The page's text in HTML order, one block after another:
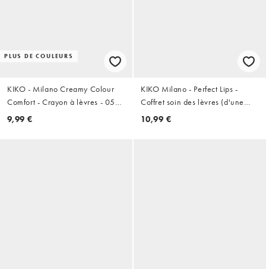
PLUS DE COULEURS
KIKO - Milano Creamy Colour
Comfort - Crayon à lèvres - 05
Pinkish Brown
9,99 €
KIKO Milano - Perfect Lips -
Coffret soin des lèvres (d'une
valeur de 19,98 €)
10,99 €